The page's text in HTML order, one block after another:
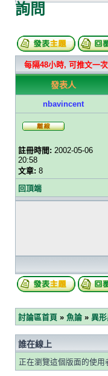
詢問
每隔48小時, 可推文一次
發表人
nbavincent
註冊時間: 2002-05-06
20:58
文章: 8
回頂端
討論區首頁 » 魚論 » 異形
誰在線上
正在瀏覽這個版面的使用